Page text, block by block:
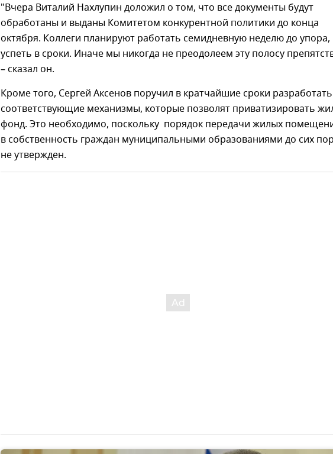
"Вчера Виталий Нахлупин доложил о том, что все документы будут
обработаны и выданы Комитетом конкурентной политики до конца
октября. Коллеги планируют работать семидневную неделю до упора,
успеть в сроки. Иначе мы никогда не преодолеем эту полосу
– сказал он.
Кроме того, Сергей Аксенов поручил в кратчайшие сроки разработать
соответствующие механизмы, которые позволят приватизировать
фонд. Это необходимо, поскольку порядок передачи жилых
в собственность граждан муниципальными образованиями до сих
не утвержден.